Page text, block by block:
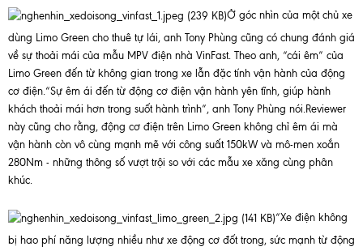
Ở góc nhìn của một chủ xe
dùng Limo Green cho thuê tự lái, anh Tony Phùng cũng có chung đánh giá
về sự thoải mái của mẫu MPV điện nhà VinFast. Theo anh, “cái êm” của
Limo Green đến từ không gian trong xe lẫn đặc tính vận hành của động
cơ điện.“Sự êm ái đến từ động cơ điện vận hành yên tĩnh, giúp hành
khách thoải mái hơn trong suốt hành trình”, anh Tony Phùng nói.Reviewer
này cũng cho rằng, động cơ điện trên Limo Green không chỉ êm ái mà
vận hành còn vô cùng mạnh mẽ với công suất 150kW và mô-men xoắn
280Nm - những thông số vượt trội so với các mẫu xe xăng cùng phân
khúc.
“Xe điện không
bị hao phí năng lượng nhiều như xe động cơ đốt trong, sức mạnh từ động